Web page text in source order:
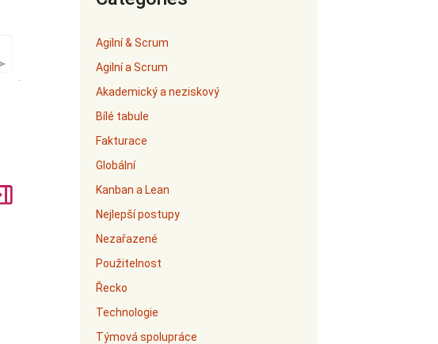
Agilní & Scrum
Agilní a Scrum
Akademický a neziskový
Bílé tabule
Fakturace
Globální
Kanban a Lean
Nejlepší postupy
Nezařazené
Použitelnost
Řecko
Technologie
Týmová spolupráce